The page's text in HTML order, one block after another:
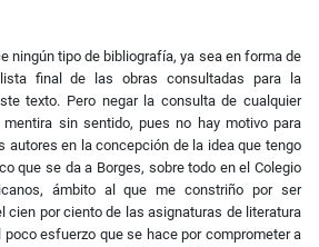
ningún tipo de bibliografía, ya sea en forma de
final de las obras consultadas para la
texto. Pero negar la consulta de cualquier
sin sentido, pues no hay motivo para
autores en la concepción de la idea que tengo
que se da a Borges, sobre todo en el Colegio
ámbito al que me constriño por ser
cien por ciento de las asignaturas de literatura
esfuerzo que se hace por comprometer a